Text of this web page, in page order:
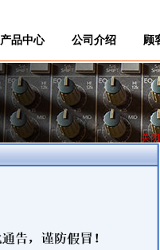
产品中心 公司介绍 顾
关闭